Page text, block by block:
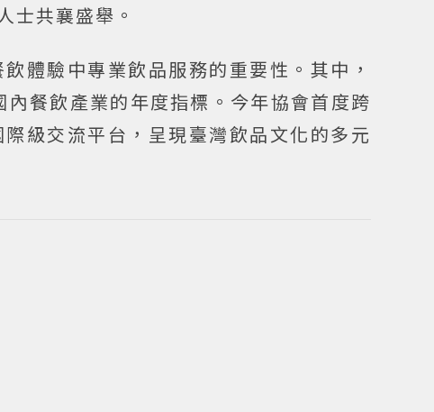
士共襄盛舉。
體驗中專業飲品服務的重要性。其中，
餐飲產業的年度指標。今年協會首度跨
級交流平台，呈現臺灣飲品文化的多元